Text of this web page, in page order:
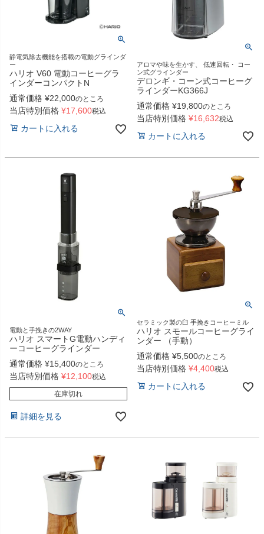
静電気除去機能を搭載の電動グラインダ
ー
ハリオ V60 電動コーヒーグラ
インダーコンパクトN
通常価格 ¥22,000のところ
当店特別価格 ¥17,600税込
カートに入れる
アロマや味を生かす、 低速回転・ コー
ン式グラインダー
デロンギ・コーン式コーヒーグ
ラインダーKG366J
通常価格 ¥19,800のところ
当店特別価格 ¥16,632税込
カートに入れる
電動と手挽きの2WAY
ハリオ スマートG電動ハンディ
ーコーヒーグラインダー
通常価格 ¥15,400のところ
当店特別価格 ¥12,100税込
在庫切れ
詳細を見る
セラミック製の臼 手挽きコーヒーミル
ハリオ スモールコーヒーグライ
ンダー （手動）
通常価格 ¥5,500のところ
当店特別価格 ¥4,400税込
カートに入れる